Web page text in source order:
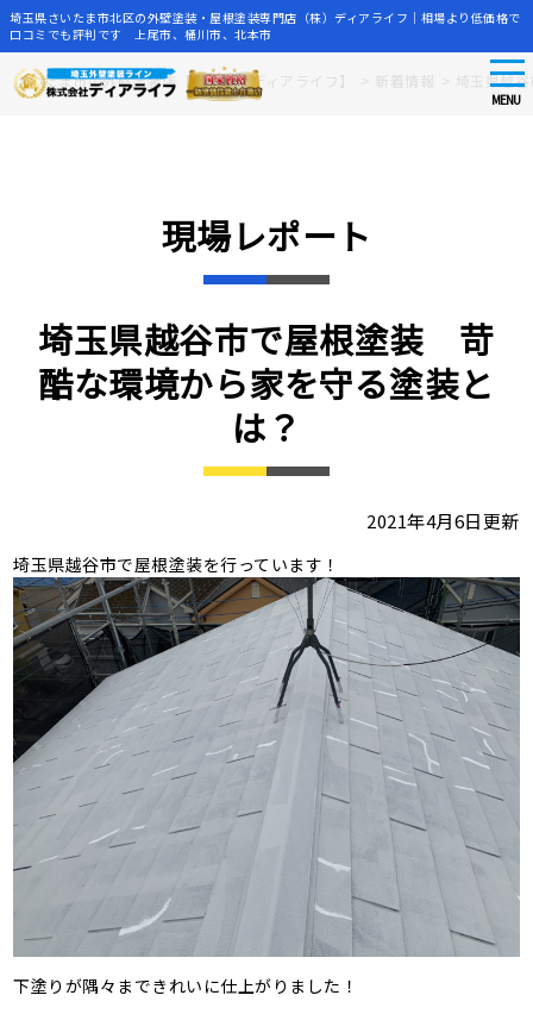
Skip
to
埼玉県さいたま市北区の外壁塗装・屋根塗装専門店（株）ディアライフ｜相場より低価格で
口コミでも評判です 上尾市、桶川市、北本市
MENU
さいたま市の外壁塗装店【株式会社ディアライフ】 新着情報 埼玉県越
現場レポート
埼玉県越谷市で屋根塗装 苛
酷な環境から家を守る塗装と
は？
2021年4月6日更新
埼玉県越谷市で屋根塗装を行っています！
下塗りが隅々まできれいに仕上がりました！